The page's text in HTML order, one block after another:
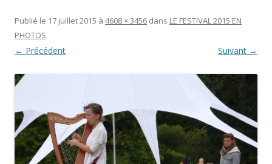
Publié le 17 juillet 2015 à 4608 × 3456 dans LE FESTIVAL 2015 EN
PHOTOS.
← Précédent Suivant →